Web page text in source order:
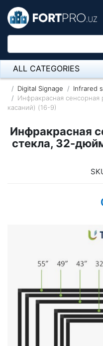
ALL CATEGORIES
Микрофон
Напольные розетки
Оборудование Mikrotik
Пылесос
Headphones
Mouses and keybords
Digital Signage
Infrared
Инфракрасная
касаний) (16-9)
Инфракрасная
стекла, 32-